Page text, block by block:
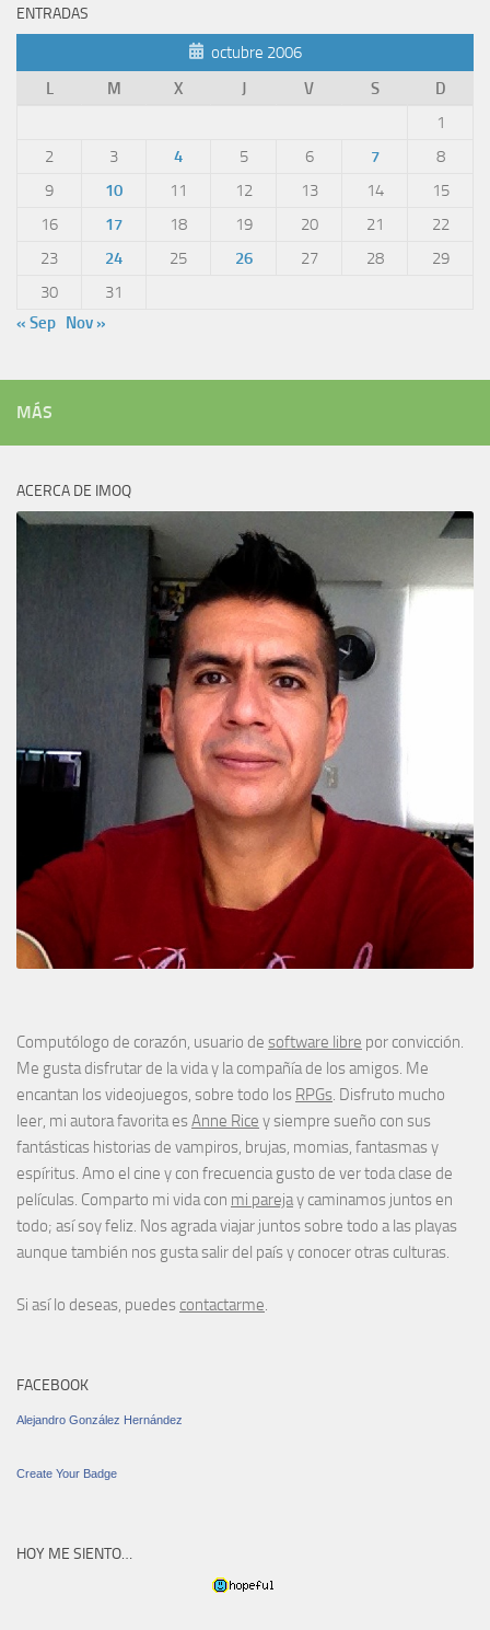
ENTRADAS
octubre 2006
L
M X J V S
D
1
2
3 4 5 6 7
8
9
10 11 12 13 14
15
16
17 18 19 20 21
22
23
24 25 26 27 28
29
30
31
« Sep
Nov »
MÁS
ACERCA DE IMOQ
Computólogo de corazón, usuario de software libre por convicción.
Me gusta disfrutar de la vida y la compañía de los amigos. Me
encantan los videojuegos, sobre todo los RPGs. Disfruto mucho
leer, mi autora favorita esAnne Rice y siempre sueño con sus
fantásticas historias de vampiros, brujas, momias, fantasmas y
espíritus. Amo el cine y con frecuencia gusto de ver toda clase de
películas. Comparto mi vida con mi parejay caminamos juntos en
todo; así soy feliz. Nos agrada viajar juntos sobre todo a las playas
aunque también nos gusta salir del país y conocer otras culturas.
Si así lo deseas, puedes contactarme.
FACEBOOK
Alejandro González Hernández
Create Your Badge
HOY ME SIENTO…